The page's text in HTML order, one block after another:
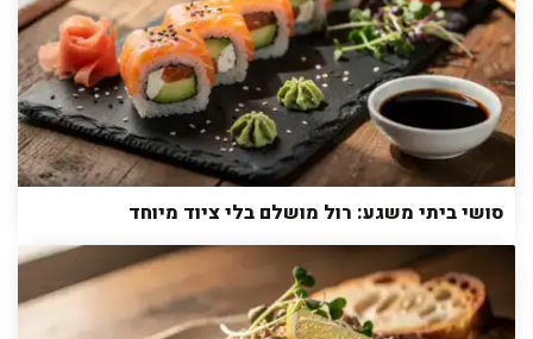
סושי ביתי משגע: רול מושלם בלי ציוד מיוחד